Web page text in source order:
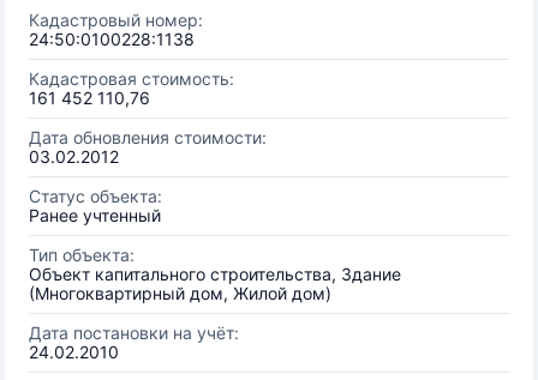
Кадастровый номер:
24:50:0100228:1138
Кадастровая стоимость:
161 452 110,76
Дата обновления стоимости:
03.02.2012
Статус объекта:
Ранее учтенный
Тип объекта:
Объект капитального строительства, Здание
(Многоквартирный дом, Жилой дом)
Дата постановки на учёт:
24.02.2010